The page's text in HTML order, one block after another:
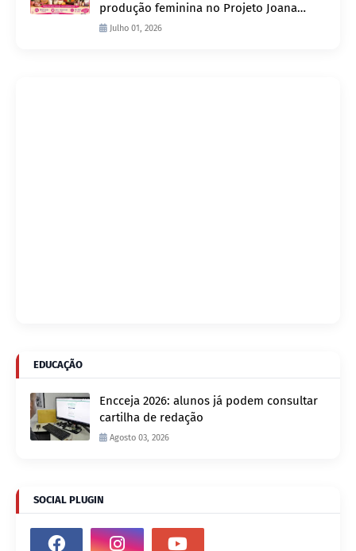
produção feminina no Projeto Joana
D’ArcJulho 01, 2026
EDUCAÇÃO
Encceja 2026: alunos já podem consultar
cartilha de redação
Agosto 03, 2026
SOCIAL PLUGIN